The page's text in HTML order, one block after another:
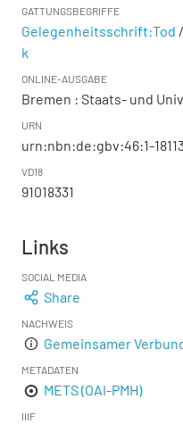
GATTUNGSBEGRIFFE
Gelegenheitsschrift:Tod /
k
ONLINE-AUSGABE
Bremen : Staats- und
URN
urn:nbn:de:gbv:46:1-
VD18
91018331
Links
SOCIAL MEDIA
Share
NACHWEIS
Gemeinsamer
METADATEN
METS (OAI-PMH)
IIIF